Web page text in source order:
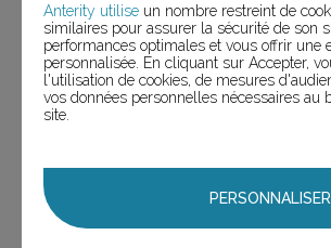
Cdiscount 24h
Chrono(1 slogan)
Cdiscount Acer Swift
Cdiscount
(1 slogan)
CdiscountIntel Core
Anterity utilise un nombre restreint de
similaires pour assurer la sécurité de son
performances optimales et vous offrir une
personnalisée. En cliquant sur Accepter,
l'utilisation de cookies, de mesures
vos données personnelles nécessaires au
site.
PERSONNALISER